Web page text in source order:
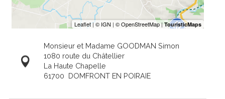
Monsieur et Madame GOODMAN Simon
1080 route du Châtellier
La Haute Chapelle
61700 DOMFRONT EN POIRAIE